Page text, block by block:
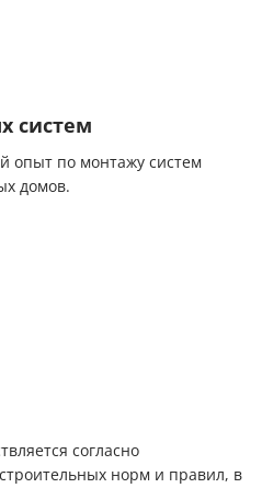
систем
опыт по монтажу систем
домов.
согласно
норм и правил, в